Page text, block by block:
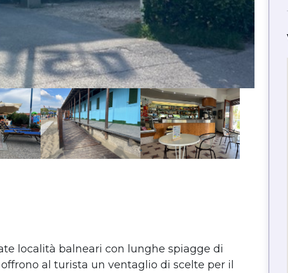
località balneari con lunghe spiagge di
al turista un ventaglio di scelte per il